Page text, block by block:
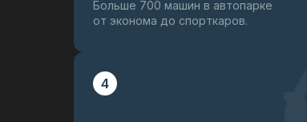
Больше 700 машин в автопарке
от эконома до спорткаров.
4